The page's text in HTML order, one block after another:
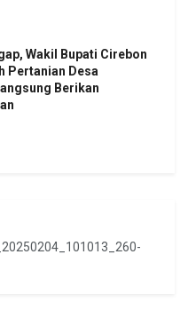
Wakil Bupati Cirebon
Pertanian Desa
Berikan